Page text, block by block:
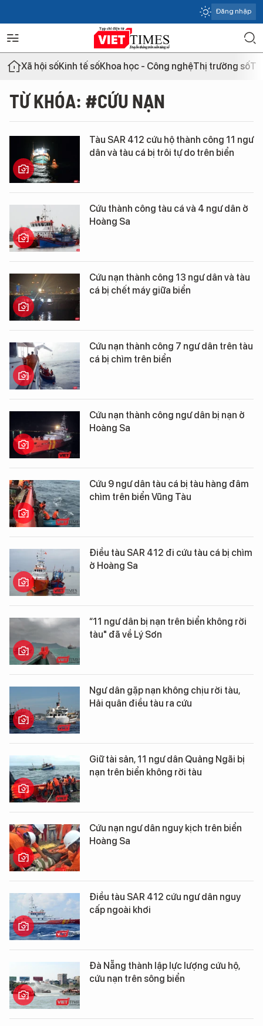
Đăng nhập
Xã hội sốKinh tế sốKhoa học - Công nghệThị trường số
TỪ KHÓA: #CỨU NẠN
Tàu SAR 412 cứu hộ thành công 11 ngư
dân và tàu cá bị trôi tự do trên biển
Cứu thành công tàu cá và 4 ngư dân ở
Hoàng Sa
Cứu nạn thành công 13 ngư dân và tàu
cá bị chết máy giữa biển
Cứu nạn thành công 7 ngư dân trên tàu
cá bị chìm trên biển
Cứu nạn thành công ngư dân bị nạn ở
Hoàng Sa
Cứu 9 ngư dân tàu cá bị tàu hàng đâm
chìm trên biển Vũng Tàu
Điều tàu SAR 412 đi cứu tàu cá bị chìm
ở Hoàng Sa
“11 ngư dân bị nạn trên biển không rời
tàu" đã về Lý Sơn
Ngư dân gặp nạn không chịu rời tàu,
Hải quân điều tàu ra cứu
Giữ tài sản, 11 ngư dân Quảng Ngãi bị
nạn trên biển không rời tàu
Cứu nạn ngư dân nguy kịch trên biển
Hoàng Sa
Điều tàu SAR 412 cứu ngư dân nguy
cấp ngoài khơi
Đà Nẵng thành lập lực lượng cứu hộ,
cứu nạn trên sông biển